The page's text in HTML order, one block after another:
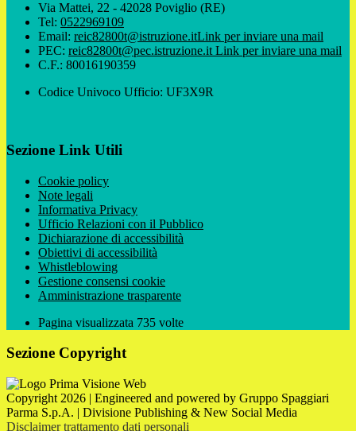
Via Mattei, 22 - 42028 Poviglio (RE)
Tel: 0522969109
Email: reic82800t@istruzione.itLink per inviare una mail
PEC: reic82800t@pec.istruzione.it Link per inviare una mail
C.F.: 80016190359
Codice Univoco Ufficio: UF3X9R
Sezione Link Utili
Cookie policy
Note legali
Informativa Privacy
Ufficio Relazioni con il Pubblico
Dichiarazione di accessibilità
Obiettivi di accessibilità
Whistleblowing
Gestione consensi cookie
Amministrazione trasparente
Pagina visualizzata 735 volte
Sezione Copyright
Copyright 2026 | Engineered and powered by Gruppo Spaggiari
Parma S.p.A. | Divisione Publishing & New Social Media
Disclaimer trattamento dati personali